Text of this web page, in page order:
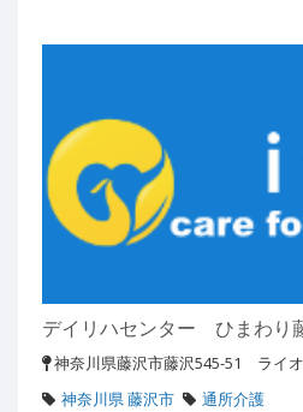
デイリハセンター ひまわり
神奈川県藤沢市藤沢545-51 ライ
神奈川県 藤沢市
通所介護